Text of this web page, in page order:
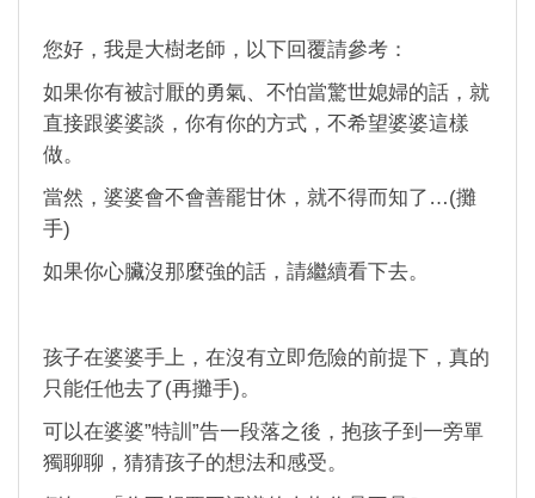
您好，我是大樹老師，以下回覆請參考：
如果你有被討厭的勇氣、不怕當驚世媳婦的話，就
直接跟婆婆談，你有你的方式，不希望婆婆這樣
做。
當然，婆婆會不會善罷甘休，就不得而知了…(攤
手)
如果你心臟沒那麼強的話，請繼續看下去。
孩子在婆婆手上，在沒有立即危險的前提下，真的
只能任他去了(再攤手)。
可以在婆婆”特訓”告一段落之後，抱孩子到一旁單
獨聊聊，猜猜孩子的想法和感受。